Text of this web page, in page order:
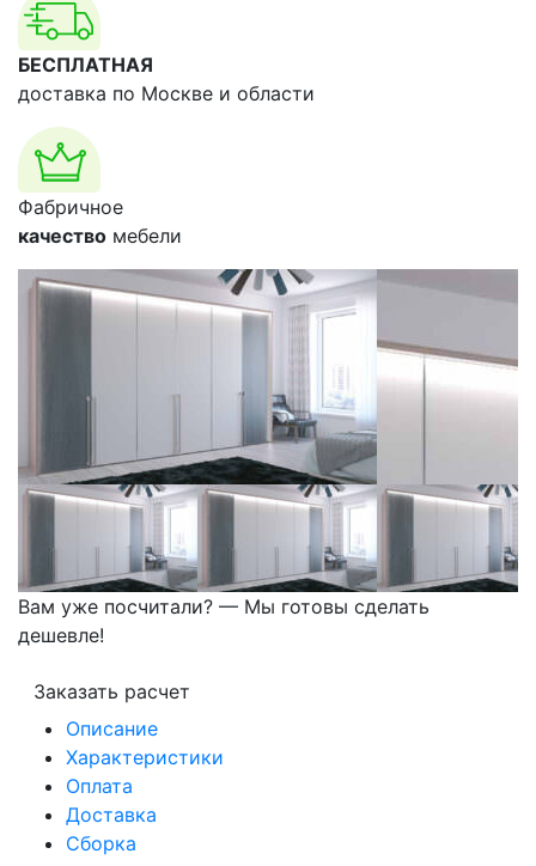
БЕСПЛАТНАЯ
доставка по Москве и области
Фабричное
качество мебели
Вам уже посчитали? — Мы готовы сделать
дешевле!
Заказать расчет
Описание
Характеристики
Оплата
Доставка
Сборка